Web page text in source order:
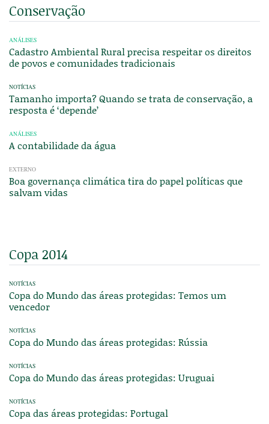
Conservação
ANÁLISES
Cadastro Ambiental Rural precisa respeitar os direitos
de povos e comunidades tradicionais
NOTÍCIAS
Tamanho importa? Quando se trata de conservação, a
resposta é ‘depende’
ANÁLISES
A contabilidade da água
EXTERNO
Boa governança climática tira do papel políticas que
salvam vidas
Copa 2014
NOTÍCIAS
Copa do Mundo das áreas protegidas: Temos um
vencedor
NOTÍCIAS
Copa do Mundo das áreas protegidas: Rússia
NOTÍCIAS
Copa do Mundo das áreas protegidas: Uruguai
NOTÍCIAS
Copa das áreas protegidas: Portugal